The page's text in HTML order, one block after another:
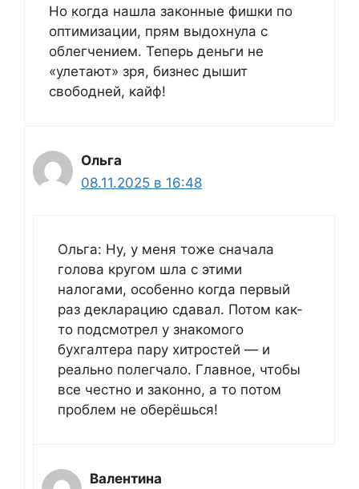
Но когда нашла законные фишки по
оптимизации, прям выдохнула с
облегчением. Теперь деньги не
«улетают» зря, бизнес дышит
свободней, кайф!
Ольга
08.11.2025 в 16:48
Ольга: Ну, у меня тоже сначала
голова кругом шла с этими
налогами, особенно когда первый
раз декларацию сдавал. Потом как-
то подсмотрел у знакомого
бухгалтера пару хитростей — и
реально полегчало. Главное, чтобы
все честно и законно, а то потом
проблем не оберёшься!
Валентина